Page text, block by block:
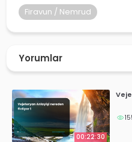
Firavun / Nemrud
Yorumlar
00:22:30